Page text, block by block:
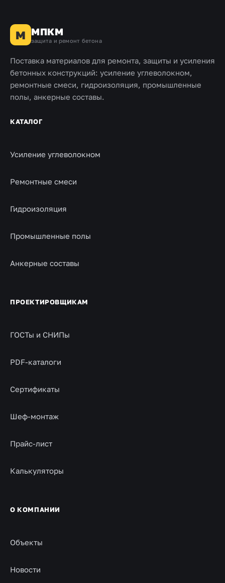
М МПКМ
защита и ремонт бетона
Поставка материалов для ремонта, защиты и усиления
бетонных конструкций: усиление углеволокном,
ремонтные смеси, гидроизоляция, промышленные
полы, анкерные составы.
КАТАЛОГ
Усиление углеволокном
Ремонтные смеси
Гидроизоляция
Промышленные полы
Анкерные составы
ПРОЕКТИРОВЩИКАМ
ГОСТы и СНИПы
PDF-каталоги
Сертификаты
Шеф-монтаж
Прайс-лист
Калькуляторы
О КОМПАНИИ
Объекты
Новости